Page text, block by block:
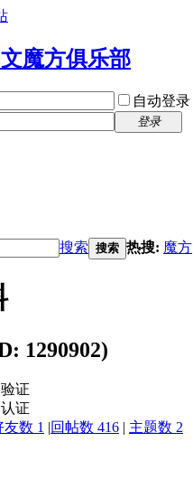
自动登录
登录
搜索 搜索 热搜: 魔方
1290902)
证
证
友数 1 |回帖数 416 | 主题数 2